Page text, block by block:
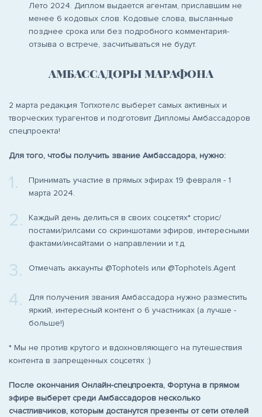
Лето 2024. Диплом выдается агентам, приславшим не
менее 6 кодовых слов. Кодовые слова, высланные
позднее срока или без подробного комментария-
отзыва о встрече, засчитываться не будут.
АМБАССАДОРЫ МАРАФОНА
2 марта редакция Топхотелс выберет самых активных и
творческих турагентов и подготовит Дипломы Амбассадоров
спецпроекта!
Для того, чтобы получить звание Амбассадора, нужно:
1.
Принимать участие в прямых эфирах 19 февраля - 1
марта 2024.
2.
Каждый день делиться в своих соцсетях* сторис/
постами/рилсами со скриншотами эфиров, интересными
фактами/инсайтами о направлении и т.д.
3. Отмечать аккаунты @Tophotels или @Tophotels.Agent
4.
Для получения звания Амбассадора нужно разместить
яркий, интересный контент о 6 участниках (а лучше -
больше!)
* Мы не против крутого и вдохновляющего на путешествия
контента в запрещенных соцсетях :)
После окончания Онлайн-спецпроекта, Фортуна в прямом
эфире выберет среди Амбассадоров несколько
счастливчиков, которым достанутся презенты от сети отелей